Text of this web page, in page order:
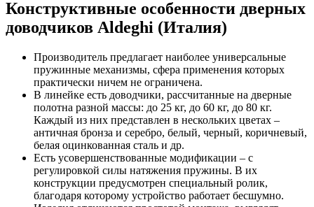
Конструктивные особенности дверных
доводчиков Aldeghi (Италия)
Производитель предлагает наиболее универсальные
пружинные механизмы, сфера применения которых
практически ничем не ограничена.
В линейке есть доводчики, рассчитанные на дверные
полотна разной массы: до 25 кг, до 60 кг, до 80 кг.
Каждый из них представлен в нескольких цветах –
античная бронза и серебро, белый, черный, коричневый,
белая оцинкованная сталь и др.
Есть усовершенствованные модификации – с
регулировкой силы натяжения пружины. В их
конструкции предусмотрен специальный ролик,
благодаря которому устройство работает бесшумно.